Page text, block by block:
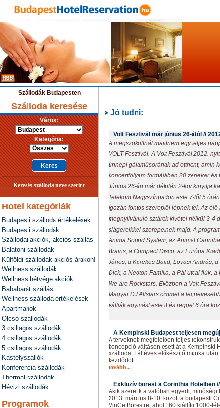
Szállodák Budapesten
Szálloda keresése
Város:
Kategória:
Keresés szálloda neve szerint
Hotel kategóriák
Budapesti szálloda értékelések
Budapesti szállodák
Szállodai akciók, akciós szállás
Balatoni szállodák
Külföldi szállodák akciós árakon!
Wellness szállodák
Wellness hétvége akciók
Bababarát szállás
Wellness szálloda értékelések
Apartmanok
Olcsó szállodák
3 csillagos szállodák
4 csillagos szállodák
5 csillagos szállodák
Kastélyszállók
Konferencia szállodák
Thermal szállodák
Hévizi szállodák
Programok
Jó tudni:
Volt Fesztivál már június 26-ától //
A megszokottnál majdnem egy teljes
VOLT Fesztivál. A Volt Fesztivál 2012.
ünnepi gálaműsorának ad otthont, amin
koncertfolyam formájában 20 zenekar és
Június 26-án már délután 2-kor kinyitja
Telekom Nagyszínpadon este 7-től 5
igazán fontos szereplői lépnek fel. Az élő
megnyilvánuló sztárok kivétel nélkül 3-4
slágereikkel szerepelnek majd. A
Anima Sound System, az Animal
Brains, a Compact Disco, az Európa
János, a Kerekes Band, Lovasi András,
Dick, a Neoton Família, a Pál utcai fiúk, a
We are Rockstars. Eközben a Volt
Magyar DJ Allstars címmel a
váltják egymást este 8 és reggel 6 óra
|
A Kempinski Budapest teljesen
A terveknek megfelelően teljes
koncepció váltáson esett át a Kempinski
szálloda. Fél éves előkészítő munka
kezdődött
tovább...
Exkluzív borest a Corinthia Hotelben
Akik szeretik a valóban egyedi, minőségi
2013. március 8-10. között a budapesti
VinCe Borestre, ahol 160 kiállító 1000-